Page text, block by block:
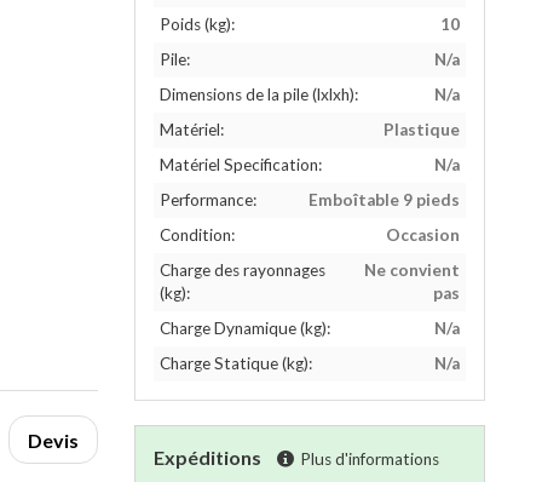
Devis
Poids (kg):
10
Pile:
N/a
Dimensions de la pile (lxlxh):
N/a
Matériel:
Plastique
Matériel Specification:
N/a
Performance:
Emboîtable 9 pieds
Condition:
Occasion
Charge des rayonnages
(kg):
Ne convient
pas
Charge Dynamique (kg):
N/a
Charge Statique (kg):
N/a
Expéditions Plus d'informations